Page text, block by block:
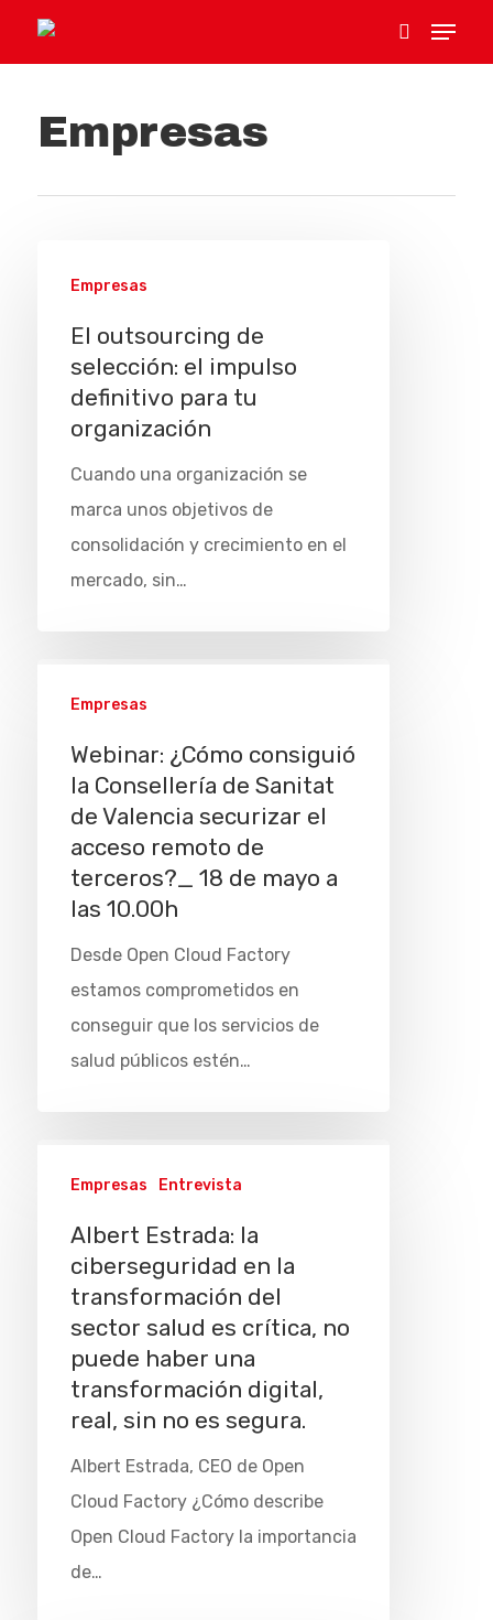
Hit enter to search or ESC to close
Empresas
Empresas
El outsourcing de
selección: el impulso
definitivo para tu
organización
Cuando una organización se
marca unos objetivos de
consolidación y crecimiento en el
mercado, sin…
Empresas
Webinar: ¿Cómo consiguió
la Consellería de Sanitat
de Valencia securizar el
acceso remoto de
terceros?_ 18 de mayo a
las 10.00h
Desde Open Cloud Factory
estamos comprometidos en
conseguir que los servicios de
salud públicos estén…
Empresas Entrevista
Albert Estrada: la
ciberseguridad en la
transformación del
sector salud es crítica, no
puede haber una
transformación digital,
real, sin no es segura.
Albert Estrada, CEO de Open
Cloud Factory ¿Cómo describe
Open Cloud Factory la importancia
de…